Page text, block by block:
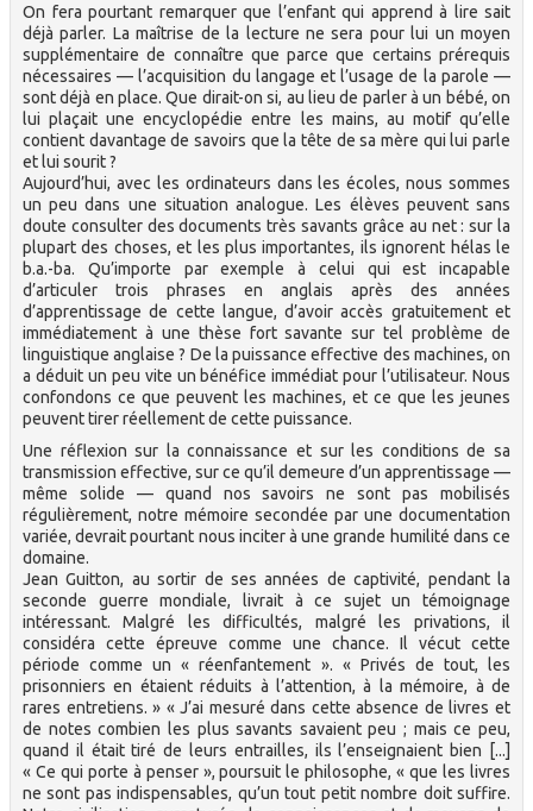
On fera pourtant remarquer que l’enfant qui apprend à lire sait
déjà parler. La maîtrise de la lecture ne sera pour lui un moyen
supplémentaire de connaître que parce que certains prérequis
nécessaires — l’acquisition du langage et l’usage de la parole —
sont déjà en place. Que dirait-on si, au lieu de parler à un bébé, on
lui plaçait une encyclopédie entre les mains, au motif qu’elle
contient davantage de savoirs que la tête de sa mère qui lui parle
et lui sourit ?
Aujourd’hui, avec les ordinateurs dans les écoles, nous sommes
un peu dans une situation analogue. Les élèves peuvent sans
doute consulter des documents très savants grâce au net : sur la
plupart des choses, et les plus importantes, ils ignorent hélas le
b.a.-ba. Qu’importe par exemple à celui qui est incapable
d’articuler trois phrases en anglais après des années
d’apprentissage de cette langue, d’avoir accès gratuitement et
immédiatement à une thèse fort savante sur tel problème de
linguistique anglaise ? De la puissance effective des machines, on
a déduit un peu vite un bénéfice immédiat pour l’utilisateur. Nous
confondons ce que peuvent les machines, et ce que les jeunes
peuvent tirer réellement de cette puissance.
Une réflexion sur la connaissance et sur les conditions de sa
transmission effective, sur ce qu’il demeure d’un apprentissage —
même solide — quand nos savoirs ne sont pas mobilisés
régulièrement, notre mémoire secondée par une documentation
variée, devrait pourtant nous inciter à une grande humilité dans ce
domaine.
Jean Guitton, au sortir de ses années de captivité, pendant la
seconde guerre mondiale, livrait à ce sujet un témoignage
intéressant. Malgré les difficultés, malgré les privations, il
considéra cette épreuve comme une chance. Il vécut cette
période comme un « réenfantement ». « Privés de tout, les
prisonniers en étaient réduits à l’attention, à la mémoire, à de
rares entretiens. » « J’ai mesuré dans cette absence de livres et
de notes combien les plus savants savaient peu ; mais ce peu,
quand il était tiré de leurs entrailles, ils l’enseignaient bien [...]
« Ce qui porte à penser », poursuit le philosophe, « que les livres
ne sont pas indispensables, qu’un tout petit nombre doit suffire.